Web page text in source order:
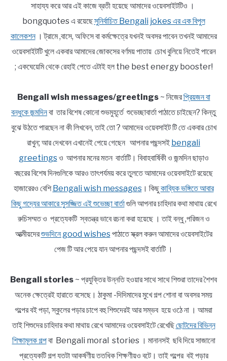
সাহায্য করে আর এই কাজে ব্রতী হয়েছে আমাদের ওয়েবসাইটটিও ।
bongquotes এ রয়েছেসুনির্বাচিত Bengali jokes এর এক বিপুল
কালেকশন। ট্রামে ,বাসে, অফিসে বা কর্মক্ষেত্রে যখনই অবসর পাবেন তখনই আমাদের
ওয়েবসাইটটি খুলে একবার আমাদের জোকসের বর্ণময় পাতায় চোখ বুলিয়ে নিতেই পারেন
; একঘেয়েমি থেকে রেহাই পেতে এটাই হল the best energy booster!
Bengali wish messages/greetings~ নিজেরপ্রিয়জন বা
বন্ধুকে জন্মদিনবা তার বিশেষ কোনো শুভমুহূর্তে শুভেচ্ছাবার্তা পাঠাতে চাইছেন? কিন্তু
বুঝে উঠতে পারছেন না কী লিখবেন, তাই তো ? আমাদের ওয়েবসাইট টি তে একবার চোখ
রাখুন; আর দেখবেন এখানেই পেয়ে গেছেন আপনার পছন্দসই bengali
greetingsও আপনার মনের মতন বার্তাটি। বিবাহবার্ষিকী ও জন্মদিন ছাড়াও
বছরের বিশেষ দিনগুলিকে আরও তাৎপর্যময় করে তুলতে আমাদের ওয়েবসাইটে রয়েছে
হাজারেরও বেশিBengali wish messages। কিছুকাব্যিক ভঙ্গিতে আবার
কিছু গদ্যের আকারে সুসজ্জিত এই শুভেচ্ছা বার্তাগুলি আপনার চাহিদার কথা মাথায় রেখে
রুচিসম্মত ও প্রত্যেকটি স্বতন্ত্র ভাবে রচনা করা হয়েছে । তাই বন্ধু ,পরিজন ও
আত্মীয়দেরশুভদিনে good wishesপাঠাতে স্ক্রল করুন আমাদের ওয়েবসাইটের
পেজ টি আর পেয়ে যান আপনার পছন্দসই বার্তাটি ।
Bengali stories ~ প্রযুক্তির উন্নতি হওয়ার সাথে সাথে শিশুরা তাদের শৈশব
অনেক ক্ষেত্রেই হারাতে বসেছে। ঠাকুমা -দিদিমাদের মুখে গল্প শোনা বা অবসর সময়
গল্পের বই পড়া, স্কুলের পড়ার চাপে বহু শিশুদেরই আর সম্ভব হয়ে ওঠে না । আমরা
তাই শিশুদের চাহিদার কথা মাথায় রেখে আমাদের ওয়েবসাইটে রেখেছিছোটদের বিভিন্ন
শিক্ষামূলক গল্পবা Bengali moral stories । মানানসই ছবি দিয়ে সাজানো
প্রত্যেকটি গল্প যতটা আকর্ষণীয় ততধিক শিক্ষণীয়ও বটে। তাই গল্পের বই পড়ার